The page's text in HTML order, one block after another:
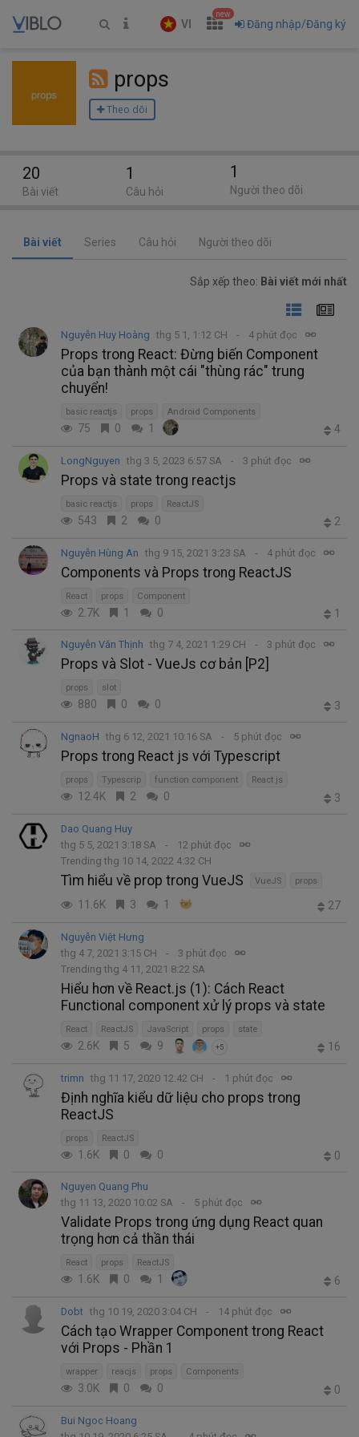
VI
new
Đăng nhập/Đăng ký
props
Theo dõi
Bài viết Series Câu hỏi Người theo dõi
Sắp xếp theo: Bài viết mới nhất
Nguyễn Huy Hoàng thg 5 1, 1:12 CH 4 phút đọc
Props trong React: Đừng biến Component
của bạn thành một cái "thùng rác" trung
chuyển!
basic reactjs props Android Components
75 0 1 4
LongNguyen thg 3 5, 2023 6:57 SA 3 phút đọc
Props và state trong reactjs
basic reactjs props ReactJS
543 2 0 2
Nguyễn Hùng An thg 9 15, 2021 3:23 SA 4 phút đọc
Components và Props trong ReactJS
React props Component
2.7K 1 0 1
Nguyễn Văn Thịnh thg 7 4, 2021 1:29 CH 3 phút đọc
Props và Slot - VueJs cơ bản [P2]
props slot
880 0 0 3
NgnaoH thg 6 12, 2021 10:16 SA 5 phút đọc
Props trong React js với Typescript
props Typescrip function component React js
12.4K 2 0 3
Dao Quang Huy
thg 5 5, 2021 3:18 SA
12 phút đọc
Trending thg 10 14, 2022 4:32 CH
Tìm hiểu về prop trong VueJS VueJS props
11.6K 3 1 27
Nguyễn Việt Hưng
thg 4 7, 2021 3:15 CH
3 phút đọc
Trending thg 4 11, 2021 8:22 SA
Hiểu hơn về React.js (1): Cách React
Functional component xử lý props và state
React ReactJS JavaScript props state
2.6K 5 9 +5 16
trimn thg 11 17, 2020 12:42 CH 1 phút đọc
Định nghĩa kiểu dữ liệu cho props trong
ReactJS
props ReactJS
1.6K 0 0 0
Nguyen Quang Phu
thg 11 13, 2020 10:02 SA
5 phút đọc
Validate Props trong ứng dụng React quan
trọng hơn cả thần thái
React props ReactJS
1.6K 0 1 6
Dobt thg 10 19, 2020 3:04 CH 14 phút đọc
Cách tạo Wrapper Component trong React
với Props - Phần 1
wrapper reacjs props Components
3.0K 0 0 0
Bui Ngoc Hoang
20
Bài viết
1
Câu hỏi
1
Người theo dõi